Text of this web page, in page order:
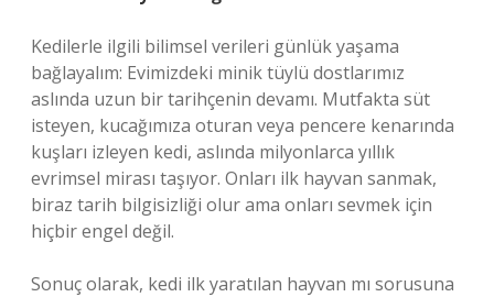
Kedilerle ilgili bilimsel verileri günlük yaşama
bağlayalım: Evimizdeki minik tüylü dostlarımız
aslında uzun bir tarihçenin devamı. Mutfakta süt
isteyen, kucağımıza oturan veya pencere kenarında
kuşları izleyen kedi, aslında milyonlarca yıllık
evrimsel mirası taşıyor. Onları ilk hayvan sanmak,
biraz tarih bilgisizliği olur ama onları sevmek için
hiçbir engel değil.
Sonuç olarak, kedi ilk yaratılan hayvan mı sorusuna